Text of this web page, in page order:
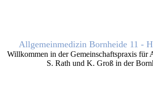
Allgemeinmedizin Bornheide 11 -
Willkommen in der Gemeinschaftspraxis für
S. Rath und K. Groß in der